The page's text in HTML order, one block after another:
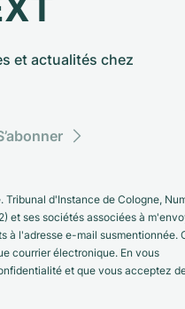
et actualités chez
d'Instance de Cologne,
et ses sociétés associées à
à l'adresse e-mail susmentionnée.
courrier électronique. En vous
et que vous acceptez